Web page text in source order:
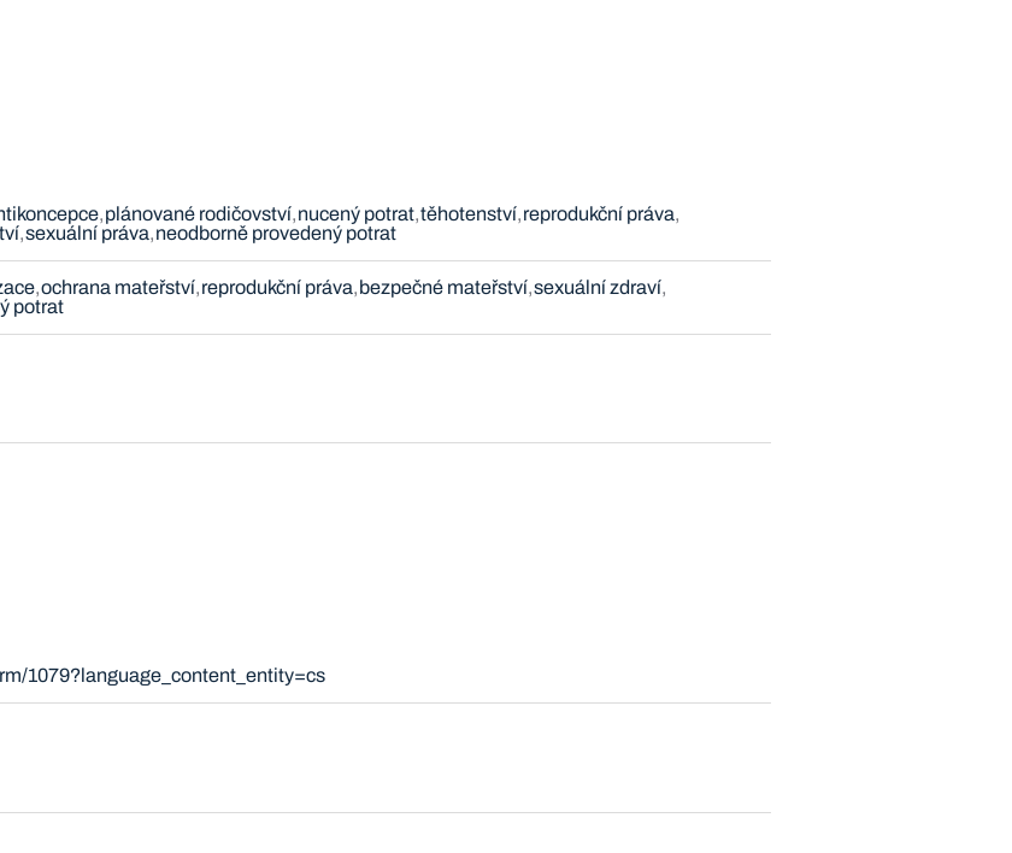
plánované rodičovství nucený potrat těhotenství reprodukční práva
sexuální práva neodborně provedený potrat
ochrana mateřství reprodukční práva bezpečné mateřství sexuální zdraví
potrat
1079?language_content_entity=cs